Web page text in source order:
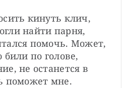
кинуть клич,
найти парня,
помочь. Может,
били по голове,
не останется в
поможет мне.